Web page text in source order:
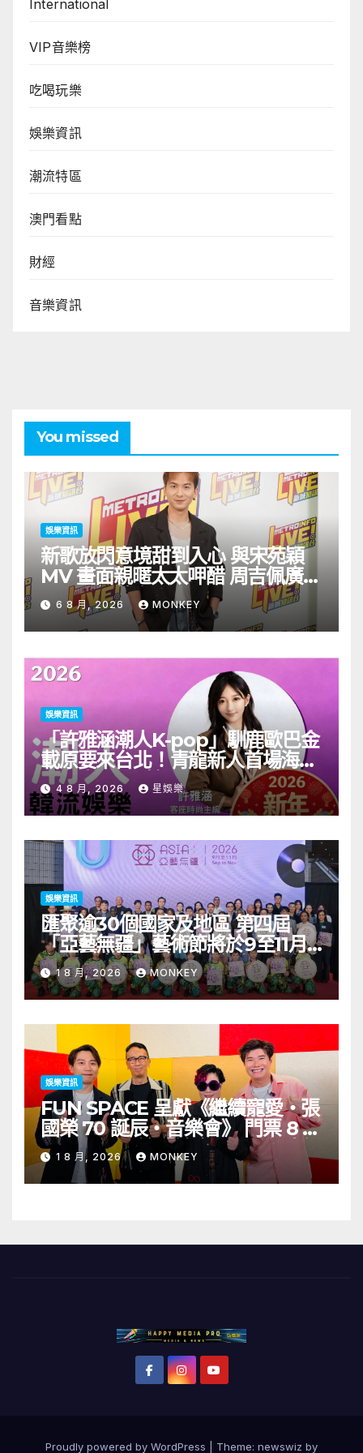
International
VIP音樂榜
吃喝玩樂
娛樂資訊
潮流特區
澳門看點
財經
音樂資訊
You missed
娛樂資訊
新歌放閃意境甜到入心 與宋苑穎
MV 畫面親暱太太呷醋 周吉佩廣州
一日三場熱血 Busking
6 8 月, 2026 MONKEY
娛樂資訊
「許雅涵潮人K-pop」馴鹿歐巴金
載原要來台北！青龍新人首場海外
見面會8/9開搶
4 8 月, 2026 星娛樂
娛樂資訊
匯聚逾30個國家及地區 第四屆
「亞藝無疆」藝術節將於9至11月
舉行 開幕節目《三角演義》音樂會
演出陣容包括王雙駿夥拍恭碩良 聯
同來自蒙古的Uuhai、韓國的
KARDI和泰國的KIKI震懾舞台
1 8 月, 2026 MONKEY
娛樂資訊
FUN SPACE 呈獻《繼續寵愛・張
國榮 70 誕辰・音樂會》 門票 8 月
1 日至 10 日於「健康．旦」優先訂
購
1 8 月, 2026 MONKEY
Proudly powered by WordPress Theme: newswiz by